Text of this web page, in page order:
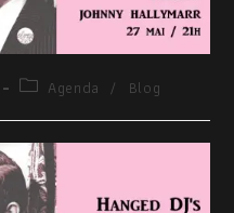
Agenda / Blog